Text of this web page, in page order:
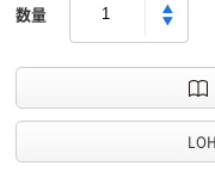
数量